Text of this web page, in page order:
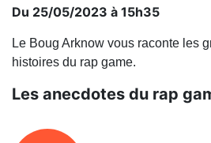
Du 25/05/2023 à 15h35
Le Boug Arknow vous raconte les
histoires du rap game.
Les anecdotes du rap